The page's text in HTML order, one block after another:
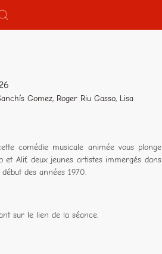
Gomez, Roger Riu Gasso, Lisa
comédie musicale animée vous plonge
et Alif, deux jeunes artistes immergés dans
des années 1970.
sur le lien de la séance.